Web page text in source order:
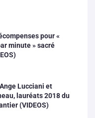
pour «
minute » sacré
Lucciani et
lauréats 2018 du
(VIDEOS)